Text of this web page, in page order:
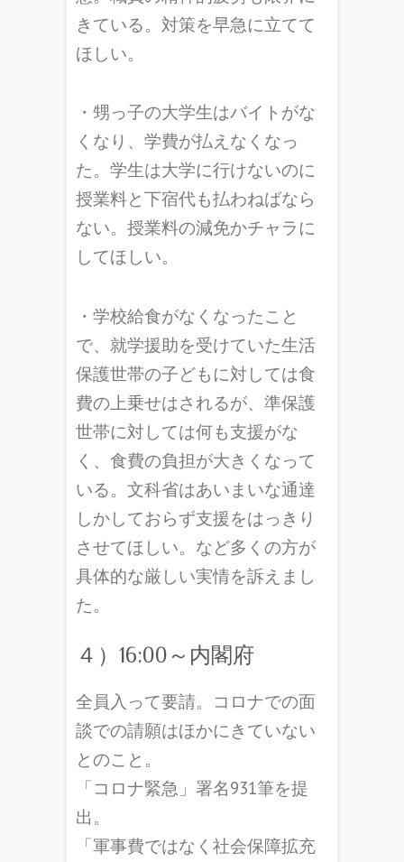
きている。対策を早急に立てて
ほしい。
・甥っ子の大学生はバイトがな
くなり、学費が払えなくなっ
た。学生は大学に行けないのに
授業料と下宿代も払わねばなら
ない。授業料の減免かチャラに
してほしい。
・学校給食がなくなったこと
で、就学援助を受けていた生活
保護世帯の子どもに対しては食
費の上乗せはされるが、準保護
世帯に対しては何も支援がな
く、食費の負担が大きくなって
いる。文科省はあいまいな通達
しかしておらず支援をはっきり
させてほしい。など多くの方が
具体的な厳しい実情を訴えまし
た。
４）16:00～内閣府
全員入って要請。コロナでの面
談での請願はほかにきていない
とのこと。
「コロナ緊急」署名931筆を提
出。
「軍事費ではなく社会保障拡充